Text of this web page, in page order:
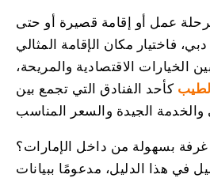
عمل أو إقامة قصيرة أو حتى
فاختيار مكان الإقامة المثالي
الاقتصادية والمريحة،
كأحد الفنادق التي تجمع بين
بسهولة من داخل الإمارات؟
في هذا الدليل، مدعومًا ببيانات